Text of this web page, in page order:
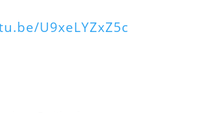
U9xeLYZxZ5c